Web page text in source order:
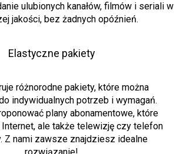
ulubionych kanałów, filmów i seriali w
jakości, bez żadnych opóźnień.
Elastyczne pakiety
różnorodne pakiety, które można
indywidualnych potrzeb i wymagań.
plany abonamentowe, które
ale także telewizję czy telefon
Z nami zawsze znajdziesz idealne